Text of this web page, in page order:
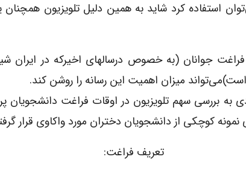
استفاده کرد شاید به همین دلیل تلویزیون
فراغت جوانان (به خصوص درسالهای اخیرکه در ایران
میزان اهمیت این رسانه را روشن کند.
به بررسی سهم تلویزیون در اوقات فراغت
کوچکی از دانشجویان دختران مورد واکاوی قرار
تعریف فراغت: